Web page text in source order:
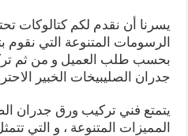
يسرنا أن نقدم لكم كتالوكات
الرسومات المتنوعة التي نقوم
بحسب طلب العميل و من ثم
جدران الصليبيخات الخبير
يتمتع فني تركيب ورق جدران
المميزات المتنوعة ، و التي